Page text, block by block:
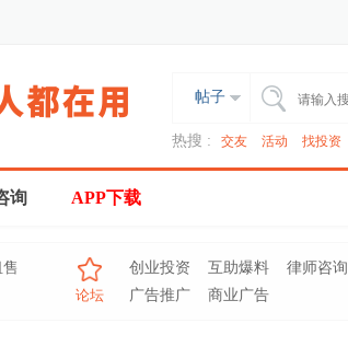
帖子
热搜 : 交友 活动 找投资
询 APP下载
论坛
创业投资 互助爆料
律师咨询
广告推广
商业广告